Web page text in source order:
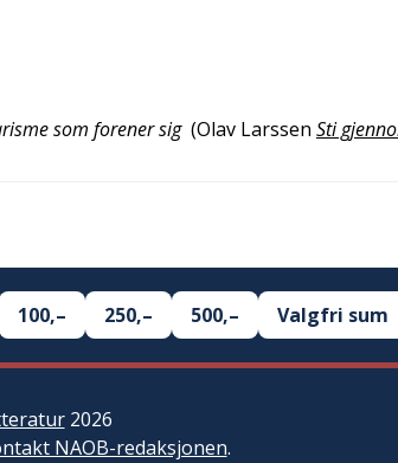
som forener sig (Olav Larssen Sti
100,– 250,– 500,– Valgfri sum
2026
NAOB-redaksjonen.